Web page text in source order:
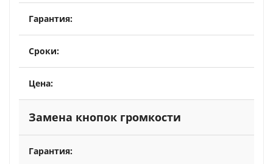
Замена кнопок громкости